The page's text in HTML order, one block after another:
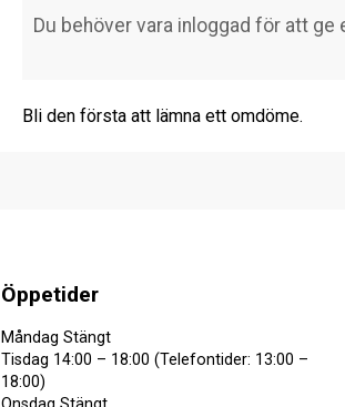
Bli den första att lämna ett omdöme.
Öppetider
Måndag Stängt
Tisdag 14:00 – 18:00 (Telefontider: 13:00 –
18:00)